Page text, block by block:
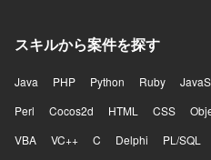
スキルから案件を探す
Java PHP Python Ruby
Perl
Cocos2d HTML CSS
VBA
VC++ C Delphi PL/SQL